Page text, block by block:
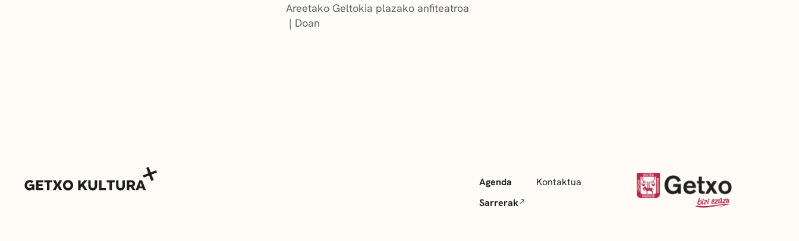
Areetako Geltokia plazako anfiteatroa
Doan
Agenda
Sarrerak
Kontaktua